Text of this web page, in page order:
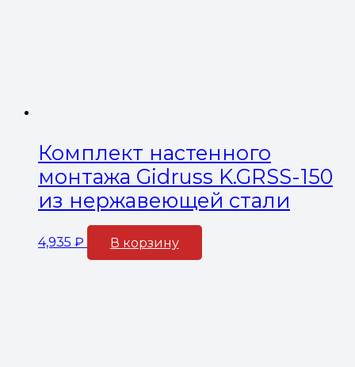
Комплект настенного
монтажа Gidruss K.GRSS-150
из нержавеющей стали
4,935 ₽ В корзину